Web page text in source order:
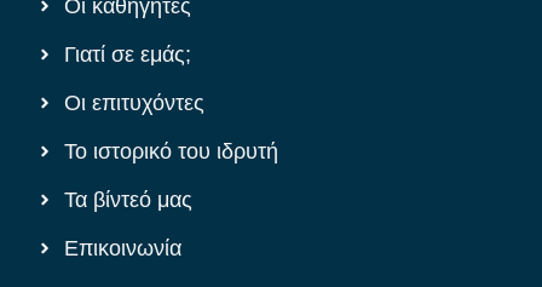
Οι καθηγητές
Γιατί σε εμάς;
Οι επιτυχόντες
Το ιστορικό του ιδρυτή
Τα βίντεό μας
Επικοινωνία